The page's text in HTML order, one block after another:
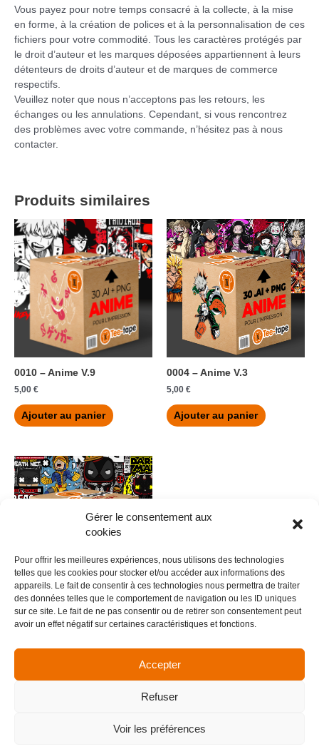
Gérer le consentement aux
cookies
Pour offrir les meilleures expériences, nous utilisons des technologies
telles que les cookies pour stocker et/ou accéder aux informations des
appareils. Le fait de consentir à ces technologies nous permettra de traiter
des données telles que le comportement de navigation ou les ID uniques
sur ce site. Le fait de ne pas consentir ou de retirer son consentement peut
avoir un effet négatif sur certaines caractéristiques et fonctions.
Accepter
Refuser
Voir les préférences
Vous payez pour notre temps consacré à la collecte, à la mise
en forme, à la création de polices et à la personnalisation de ces
fichiers pour votre commodité. Tous les caractères protégés par
le droit d’auteur et les marques déposées appartiennent à leurs
détenteurs de droits d’auteur et de marques de commerce
respectifs.
Veuillez noter que nous n’acceptons pas les retours, les
échanges ou les annulations. Cependant, si vous rencontrez
des problèmes avec votre commande, n’hésitez pas à nous
contacter.
Produits similaires
0010 – Anime V.9
5,00 €
Ajouter au panier
0004 – Anime V.3
5,00 €
Ajouter au panier
0019 – FUNKYPOP V.3
5,00 €
Ajouter au panier
Menu